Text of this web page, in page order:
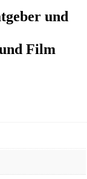
und
Film